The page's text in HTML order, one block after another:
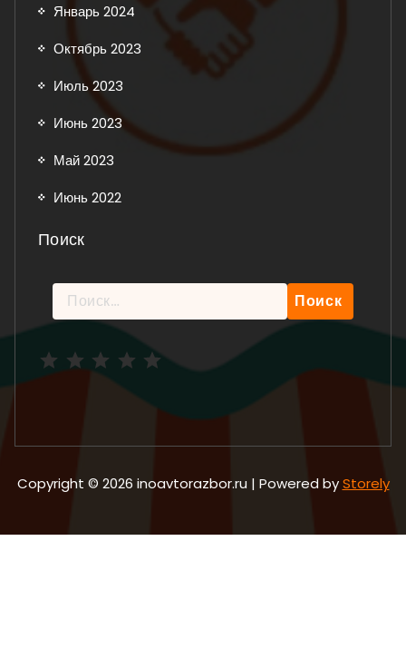
Январь 2024
Октябрь 2023
Июль 2023
Июнь 2023
Май 2023
Июнь 2022
Поиск
Найти:
Copyright © 2026 inoavtorazbor.ru | Powered byStorely